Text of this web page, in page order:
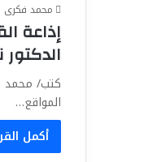
محمد فكرى
‏إذاعة
كتب/ محمد
المواقع…
أكمل